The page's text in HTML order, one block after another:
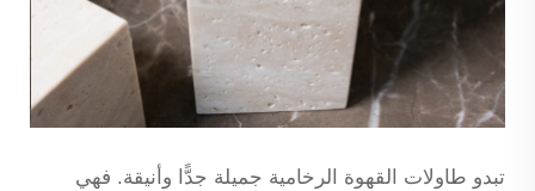
تبدو طاولات القهوة الرخامية جميلة جدًّا وأنيقة. فهي